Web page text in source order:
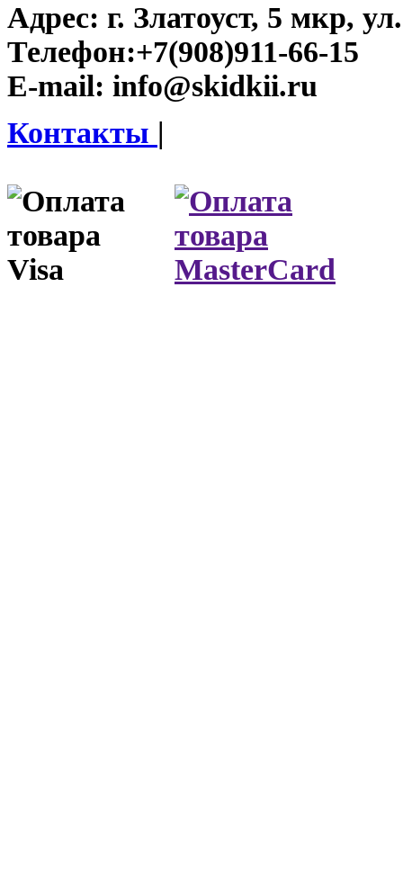
Адрес: г. Златоуст, 5 мкр,
Телефон:+7(908)911-66-15
E-mail: info@skidkii.ru
Контакты |